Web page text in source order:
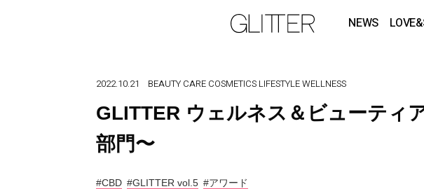
NEWS
2022.10.21 BEAUTY CARE COSMETICS LIFESTYLEWELLNESS
GLITTER ウェルネス＆ビューティ
部門〜
#CBD #GLITTER vol.5 #アワード